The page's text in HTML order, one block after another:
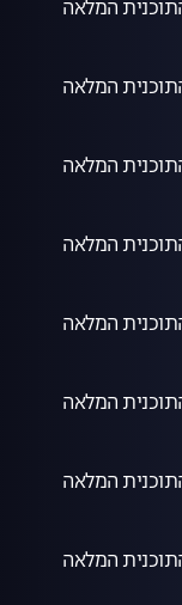
המלאה
המלאה
המלאה
המלאה
המלאה
המלאה
המלאה
המלאה